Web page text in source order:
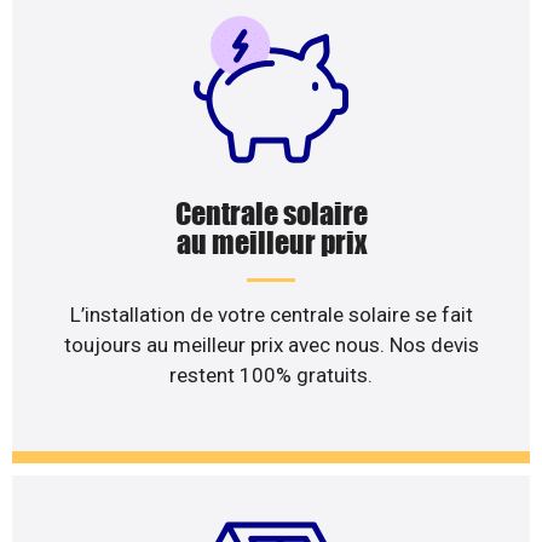
Centrale solaire
au meilleur prix
L’installation de votre centrale solaire se fait
toujours au meilleur prix avec nous. Nos devis
restent 100% gratuits.